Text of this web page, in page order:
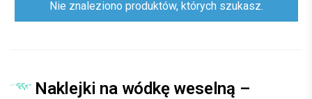
Nie znaleziono produktów, których szukasz.
Naklejki na wódkę weselną –